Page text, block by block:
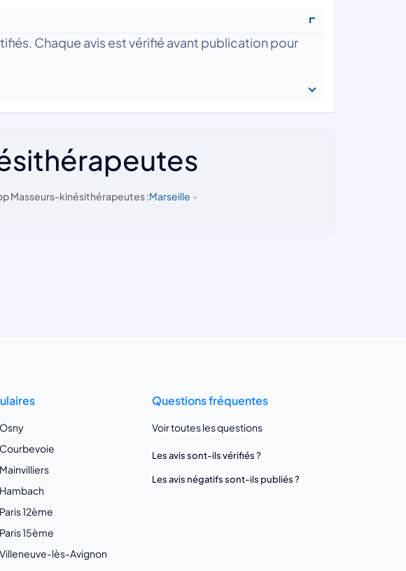
Chaque avis est vérifié avant publication pour
Masseurs-kinésithérapeutes :Marseille •
12ème
15ème
lès-Avignon
Questions fréquentes
Voir toutes les questions
Les avis sont-ils vérifiés ?
Les avis négatifs sont-ils publiés ?